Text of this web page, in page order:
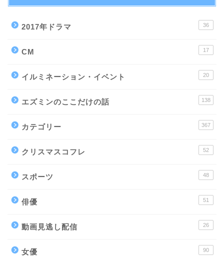
2017年ドラマ 36
CM 17
イルミネーション・イベント 20
エズミンのここだけの話 138
カテゴリー 367
クリスマスコフレ 52
スポーツ 48
俳優 51
動画見逃し配信 26
女優 90